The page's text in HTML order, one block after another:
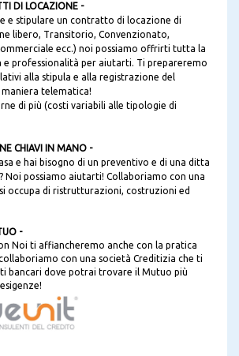
DI LOCAZIONE -
e stipulare un contratto di locazione di
libero, Transitorio, Convenzionato,
ecc.) noi possiamo offrirti tutta la
e professionalità per aiutarti. Ti prepareremo
alla stipula e alla registrazione del
telematica!
di più (costi variabili alle tipologie di
CHIAVI IN MANO -
e hai bisogno di un preventivo e di una ditta
Noi possiamo aiutarti! Collaboriamo con una
occupa di ristrutturazioni, costruzioni ed
-
Noi ti affiancheremo anche con la pratica
con una società Creditizia che ti
bancari dove potrai trovare il Mutuo più